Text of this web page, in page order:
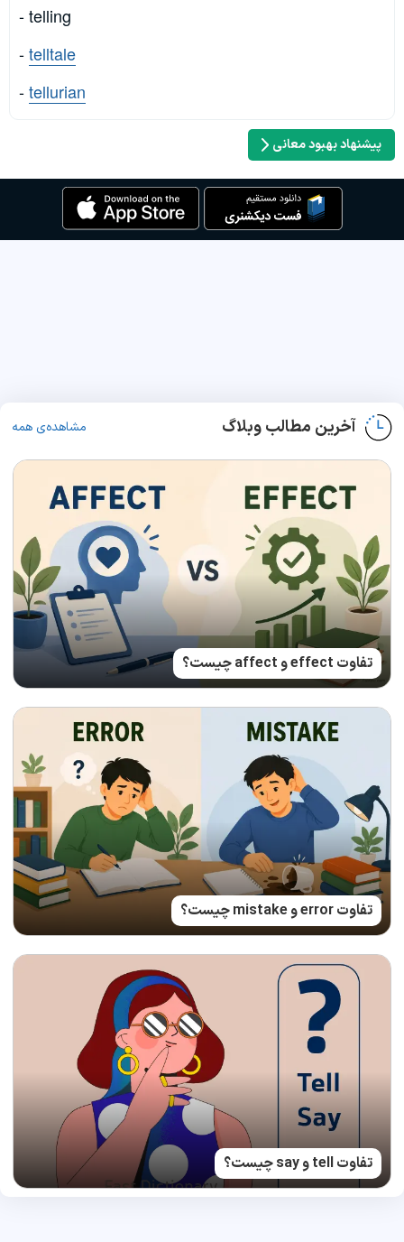
- telling
-telltale
-tellurian
پیشنهاد بهبود معانی
آخرین مطالب وبلاگ مشاهده‌ی همه
تفاوت effect و affect چیست؟
تفاوت error و mistake چیست؟
تفاوت tell و say چیست؟